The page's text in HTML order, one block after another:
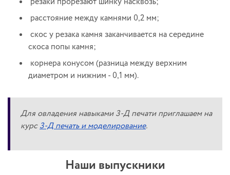
расстояние между камнями 0,2 мм;
скос у резака камня заканчивается на середине
скоса попы камня;
корнера конусом (разница между верхним
диаметром и нижним - 0,1 мм).
Для овладения навыками 3-Д печати приглашаем на
курс3-Д печать и моделирование.
Наши выпускники